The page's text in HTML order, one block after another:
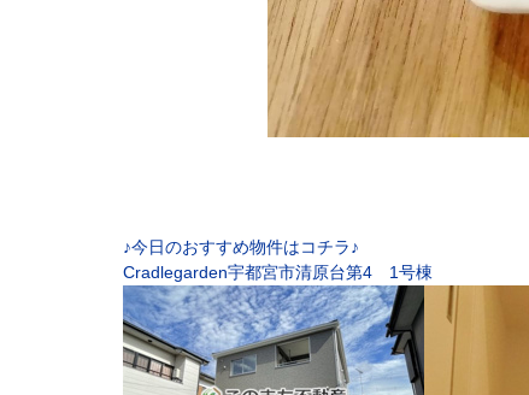
♪今日のおすすめ物件はコチラ♪
Cradlegarden宇都宮市清原台第4 1号棟